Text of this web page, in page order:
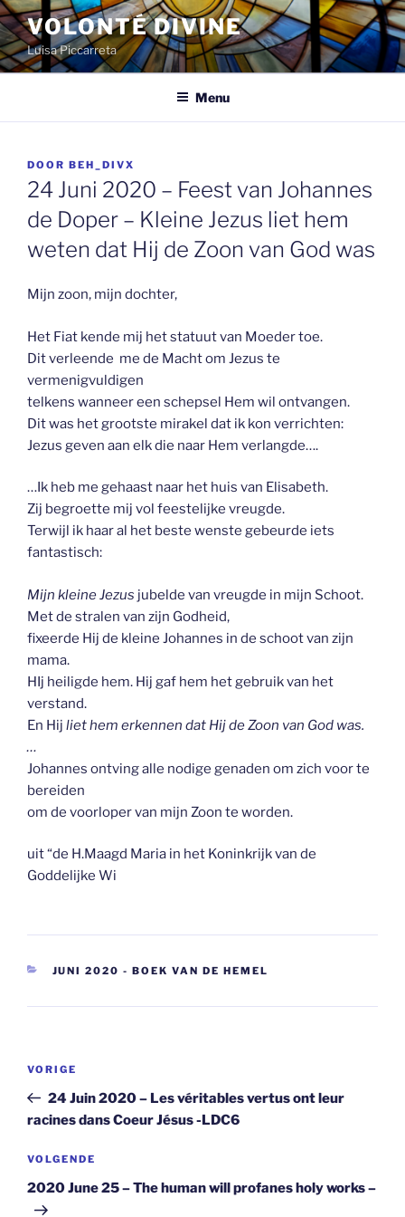
Spring
naar
de
inhoud
VOLONTÉ DIVINE
Luisa Piccarreta
Menu
GEPLAATST
OP
DOOR BEH_DIVX
24 Juni 2020 – Feest van Johannes
de Doper – Kleine Jezus liet hem
weten dat Hij de Zoon van God was
Mijn zoon, mijn dochter,
Het Fiat kende mij het statuut van Moeder toe.
Dit verleende me de Macht om Jezus te
vermenigvuldigen
telkens wanneer een schepsel Hem wil ontvangen.
Dit was het grootste mirakel dat ik kon verrichten:
Jezus geven aan elk die naar Hem verlangde….
…Ik heb me gehaast naar het huis van Elisabeth.
Zij begroette mij vol feestelijke vreugde.
Terwijl ik haar al het beste wenste gebeurde iets
fantastisch:
Mijn kleine Jezus jubelde van vreugde in mijn Schoot.
Met de stralen van zijn Godheid,
fixeerde Hij de kleine Johannes in de schoot van zijn
mama.
HIj heiligde hem. Hij gaf hem het gebruik van het
verstand.
En Hij liet hem erkennen dat Hij de Zoon van God was.
…
Johannes ontving alle nodige genaden om zich voor te
bereiden
om de voorloper van mijn Zoon te worden.
uit “de H.Maagd Maria in het Koninkrijk van de
Goddelijke Wi
CATEGORIEËN
JUNI 2020 - BOEK VAN DE HEMEL
Vorig
bericht
VORIGE
24 Juin 2020 – Les véritables vertus ont leur
racines dans Coeur Jésus -LDC6
Volgend
bericht
VOLGENDE
2020 June 25 – The human will profanes holy works –